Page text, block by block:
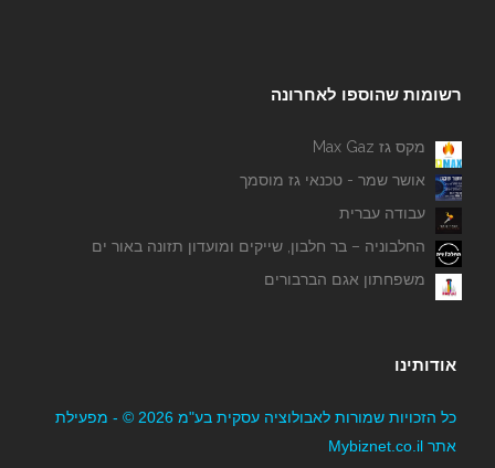
רשומות שהוספו לאחרונה
מקס גז Max Gaz
אושר שמר - טכנאי גז מוסמך
עבודה עברית
החלבוניה – בר חלבון, שייקים ומועדון תזונה באור ים
משפחתון אגם הברבורים
אודותינו
כל הזכויות שמורות לאבולוציה עסקית בע"מ 2026 © - מפעילת
אתר Mybiznet.co.il